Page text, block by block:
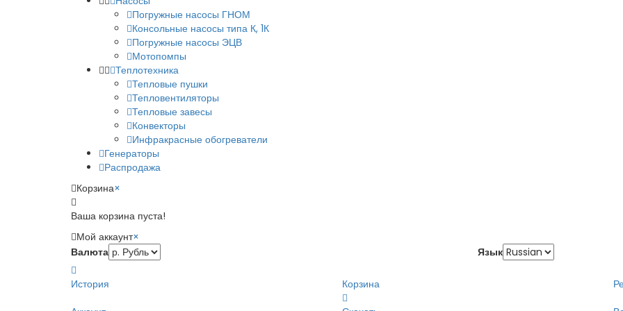
Погружные насосы ГНОМ
Консольные насосы типа К, 1К
Погружные насосы ЭЦВ
Мотопомпы
Теплотехника
Тепловые пушки
Тепловентиляторы
Тепловые завесы
Конвекторы
Инфракрасные обогреватели
Генераторы
Распродажа
Корзина×
Ваша корзина пуста!
Мой аккаунт×
Валюта
Язык
История Корзина